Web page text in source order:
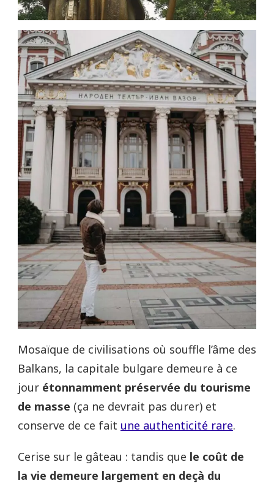
Mosaïque de civilisations où souffle l’âme des
Balkans, la capitale bulgare demeure à ce
jour étonnamment préservée du tourisme
de masse (ça ne devrait pas durer) et
conserve de ce fait une authenticité rare.
Cerise sur le gâteau : tandis que le coût de
la vie demeure largement en deçà du